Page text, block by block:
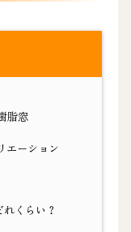
脂窓
エーション
くらい？